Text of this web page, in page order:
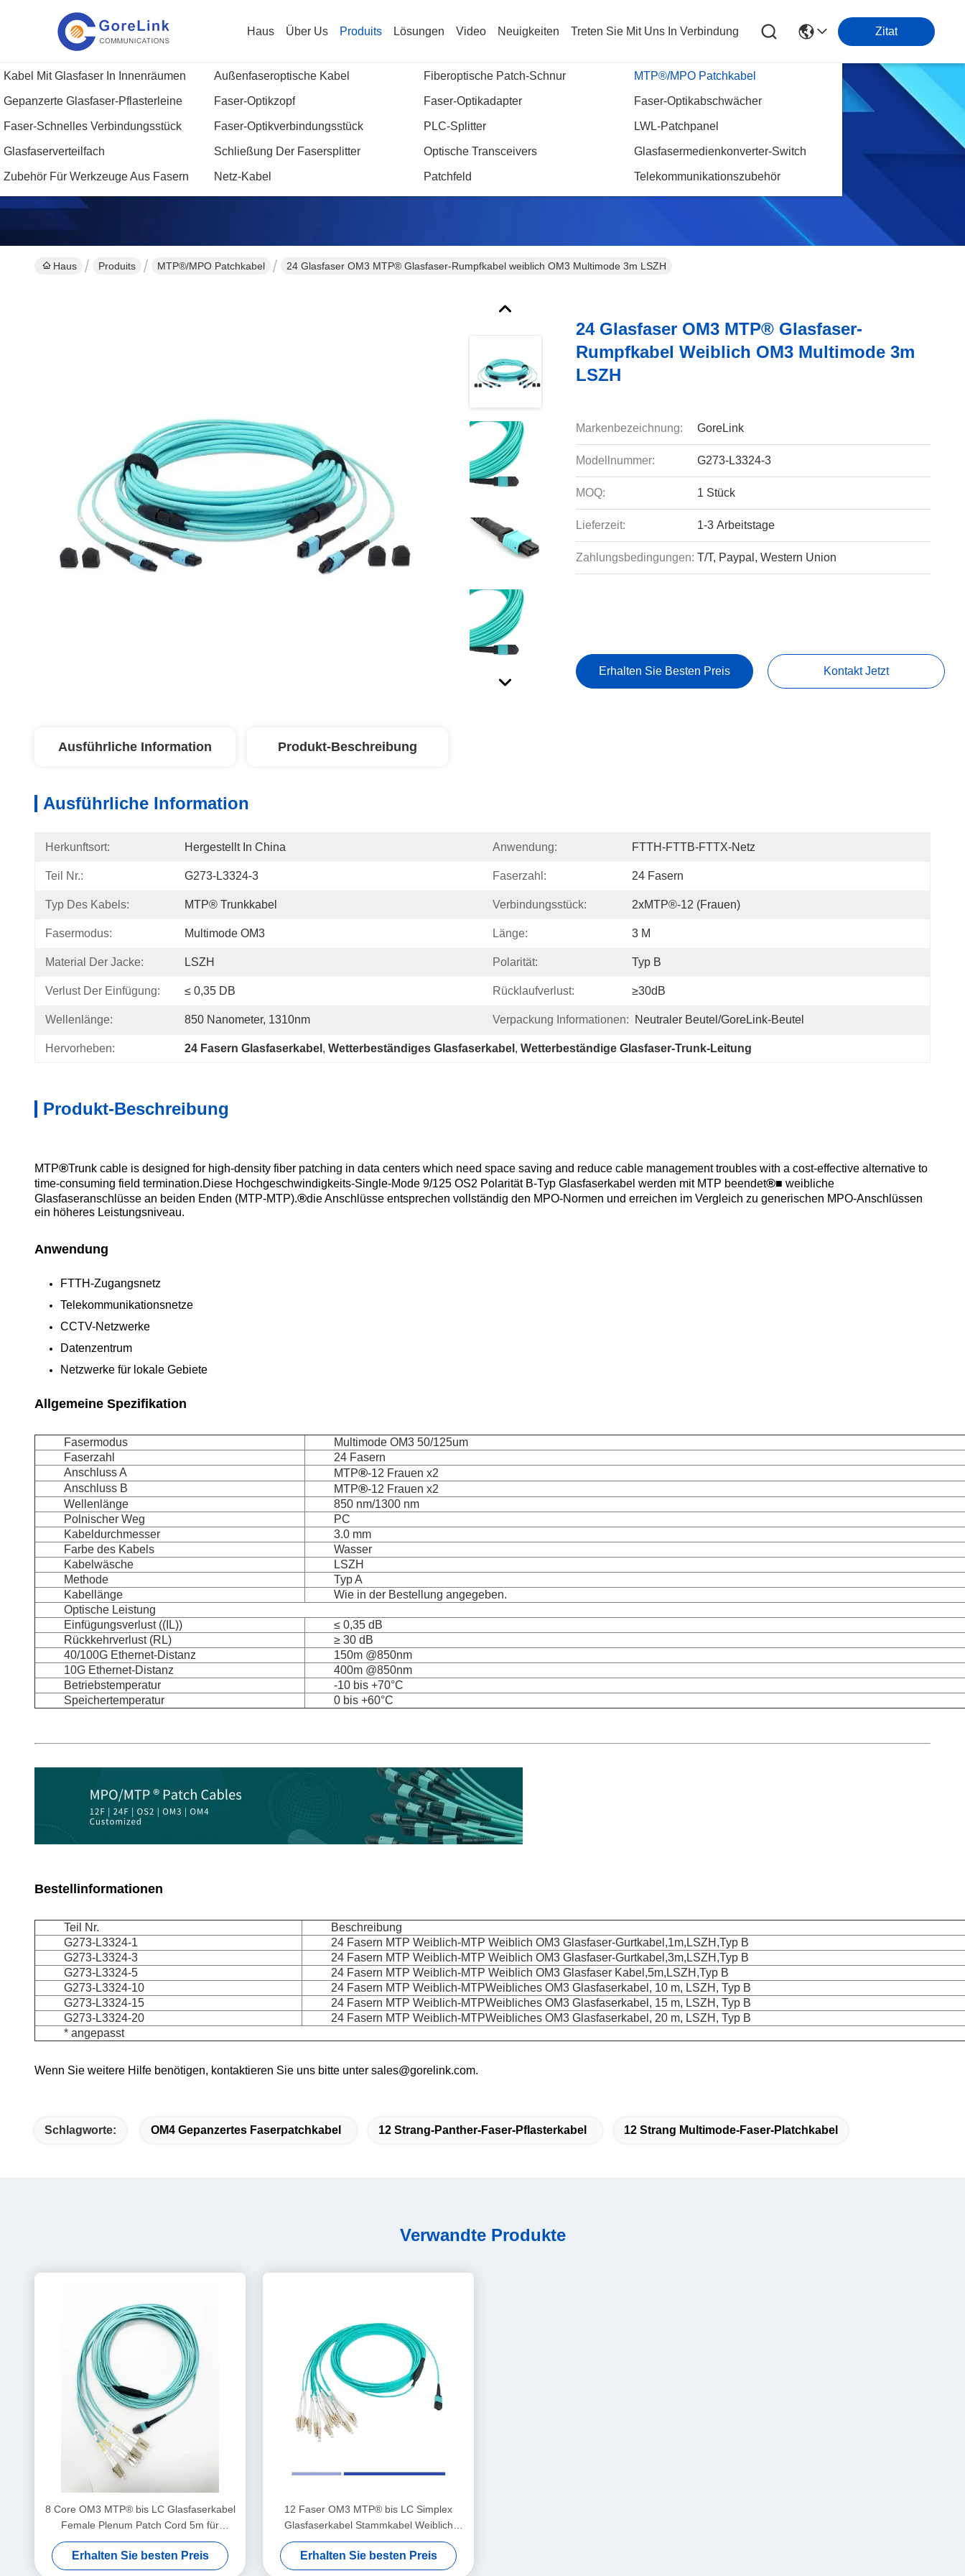
Haus Über Us Produits
Kabel Mit Glasfaser In Innenräumen Außenfaseroptische Kabel Fiberoptische Patch-Schnur MTP®/MPO Patchkabel
Gepanzerte Glasfaser-Pflasterleine Faser-Optikzopf Faser-Optikadapter Faser-Optikabschwächer
Faser-Schnelles Verbindungsstück Faser-Optikverbindungsstück PLC-Splitter LWL-Patchpanel
Glasfaserverteilfach Schließung Der Fasersplitter Optische Transceivers Glasfasermedienkonverter-Switch
Zubehör Für Werkzeuge Aus Fasern Netz-Kabel Patchfeld Telekommunikationszubehör
Lösungen Video Neuigkeiten Treten Sie Mit Uns In Verbindung Zitat
Einzelheiten Zu Den Produkten
Haus Produits MTP®/MPO Patchkabel 24 Glasfaser OM3 MTP® Glasfaser-Rumpfkabel weiblich OM3 Multimode 3m LSZH
24 Glasfaser OM3 MTP® Glasfaser-
Rumpfkabel Weiblich OM3 Multimode 3m
LSZH
Markenbezeichnung: GoreLink
Modellnummer: G273-L3324-3
MOQ: 1 Stück
Lieferzeit: 1-3 Arbeitstage
Zahlungsbedingungen: T/T, Paypal, Western Union
Erhalten Sie Besten Preis Kontakt Jetzt
Ausführliche Information Produkt-Beschreibung
Ausführliche Information
Herkunftsort: Hergestellt In China Anwendung: FTTH-FTTB-FTTX-Netz
Teil Nr.: G273-L3324-3 Faserzahl: 24 Fasern
Typ Des Kabels: MTP® Trunkkabel Verbindungsstück: 2xMTP®-12 (Frauen)
Fasermodus: Multimode OM3 Länge: 3 M
Material Der Jacke: LSZH Polarität: Typ B
Verlust Der Einfügung: ≤ 0,35 DB Rücklaufverlust: ≥30dB
Wellenlänge: 850 Nanometer, 1310nm Verpackung Informationen: Neutraler Beutel/GoreLink-Beutel
Hervorheben: 24 Fasern Glasfaserkabel , Wetterbeständiges Glasfaserkabel , Wetterbeständige Glasfaser-Trunk-Leitung
Produkt-Beschreibung
MTP®Trunk cable is designed for high-density fiber patching in data centers which need space saving and reduce cable management troubles with a cost-effective alternative to
time-consuming field termination.Diese Hochgeschwindigkeits-Single-Mode 9/125 OS2 Polarität B-Typ Glasfaserkabel werden mit MTP beendet®■ weibliche
Glasfaseranschlüsse an beiden Enden (MTP-MTP).®die Anschlüsse entsprechen vollständig den MPO-Normen und erreichen im Vergleich zu generischen MPO-Anschlüssen
ein höheres Leistungsniveau.
Anwendung
FTTH-Zugangsnetz
Telekommunikationsnetze
CCTV-Netzwerke
Datenzentrum
Netzwerke für lokale Gebiete
Allgemeine Spezifikation
Fasermodus
Multimode OM3 50/125um
Faserzahl
24 Fasern
Anschluss A
MTP®-12 Frauen x2
Anschluss B
MTP®-12 Frauen x2
Wellenlänge
850 nm/1300 nm
Polnischer Weg
PC
Kabeldurchmesser
3.0 mm
Farbe des Kabels
Wasser
Kabelwäsche
LSZH
Methode
Typ A
Kabellänge
Wie in der Bestellung angegeben.
Optische Leistung
Einfügungsverlust ((IL))
≤ 0,35 dB
Rückkehrverlust (RL)
≥ 30 dB
40/100G Ethernet-Distanz
150m @850nm
10G Ethernet-Distanz
400m @850nm
Betriebstemperatur
-10 bis +70°C
Speichertemperatur
0 bis +60°C
Bestellinformationen
Teil Nr.
Beschreibung
G273-L3324-1
24 Fasern MTP Weiblich-MTP Weiblich OM3 Glasfaser-Gurtkabel,1m,LSZH,Typ B
G273-L3324-3
24 Fasern MTP Weiblich-MTP Weiblich OM3 Glasfaser-Gurtkabel,3m,LSZH,Typ B
G273-L3324-5
24 Fasern MTP Weiblich-MTP Weiblich OM3 Glasfaser Kabel,5m,LSZH,Typ B
G273-L3324-10
24 Fasern MTP Weiblich-MTPWeibliches OM3 Glasfaserkabel, 10 m, LSZH, Typ B
G273-L3324-15
24 Fasern MTP Weiblich-MTPWeibliches OM3 Glasfaserkabel, 15 m, LSZH, Typ B
G273-L3324-20
24 Fasern MTP Weiblich-MTPWeibliches OM3 Glasfaserkabel, 20 m, LSZH, Typ B
* angepasst
Wenn Sie weitere Hilfe benötigen, kontaktieren Sie uns bitte unter sales@gorelink.com.
Schlagworte: OM4 Gepanzertes Faserpatchkabel 12 Strang-Panther-Faser-Pflasterkabel 12 Strang Multimode-Faser-Platchkabel
Verwandte Produkte
8 Core OM3 MTP® bis LC Glasfaserkabel
Female Plenum Patch Cord 5m für
Datencenter mit hoher Dichte
Erhalten Sie besten Preis
12 Faser OM3 MTP® bis LC Simplex
Glasfaserkabel Stammkabel Weiblich
LSZH Patch Cord 1m
Erhalten Sie besten Preis